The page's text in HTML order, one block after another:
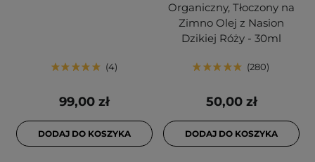
4
99,00 zł
DODAJ DO KOSZYKA
Organiczny, Tłoczony na
Zimno Olej z Nasion
Dzikiej Róży - 30ml
280
50,00 zł
DODAJ DO KOSZYKA